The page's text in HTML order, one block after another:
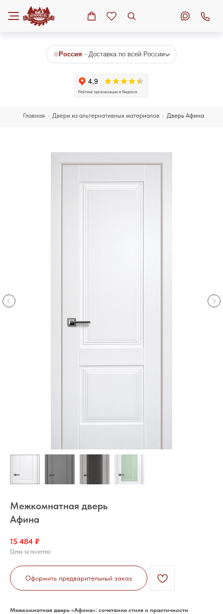
Россия—Доставка по всей России
Главная › Двери из альтернативных материалов › Дверь Афина
Межкомнатная дверь
Афина
15 484 ₽
Цена за полотно
Оформить предварительный заказ
Межкомнатная дверь «Афина»: сочетание стиля и практичности